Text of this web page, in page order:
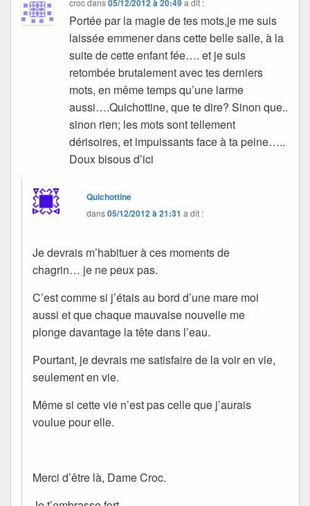
Portée par la magie de tes mots,je me suis
laissée emmener dans cette belle salle, à la
suite de cette enfant fée…. et je suis
retombée brutalement avec tes derniers
mots, en même temps qu’une larme
aussi….Quichottine, que te dire? Sinon que..
sinon rien; les mots sont tellement
dérisoires, et impuissants face à ta peine…..
Doux bisous d’ici
Quichottine
dans05/12/2012 à 21:31 a dit :
Je devrais m’habituer à ces moments de
chagrin… je ne peux pas.
C’est comme si j’étais au bord d’une mare moi
aussi et que chaque mauvaise nouvelle me
plonge davantage la tête dans l’eau.
Pourtant, je devrais me satisfaire de la voir en vie,
seulement en vie.
Même si cette vie n’est pas celle que j’aurais
voulue pour elle.
Merci d’être là, Dame Croc.